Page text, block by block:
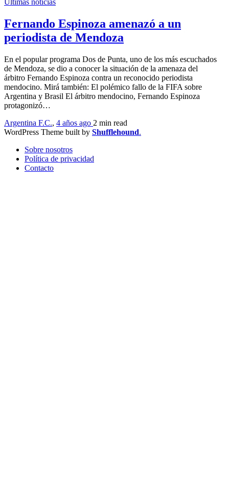
Últimas noticias
Fernando Espinoza amenazó a un
periodista de Mendoza
En el popular programa Dos de Punta, uno de los más escuchados
de Mendoza, se dio a conocer la situación de la amenaza del
árbitro Fernando Espinoza contra un reconocido periodista
mendocino. Mirá también: El polémico fallo de la FIFA sobre
Argentina y Brasil El árbitro mendocino, Fernando Espinoza
protagonizó…
Argentina F.C., 4 años ago 2 min read
WordPress Theme built by Shufflehound.
Sobre nosotros
Política de privacidad
Contacto